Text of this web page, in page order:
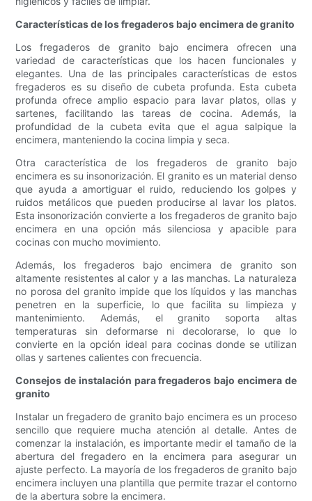
Características de los fregaderos bajo encimera de granito
Los fregaderos de granito bajo encimera ofrecen una
variedad de características que los hacen funcionales y
elegantes. Una de las principales características de estos
fregaderos es su diseño de cubeta profunda. Esta cubeta
profunda ofrece amplio espacio para lavar platos, ollas y
sartenes, facilitando las tareas de cocina. Además, la
profundidad de la cubeta evita que el agua salpique la
encimera, manteniendo la cocina limpia y seca.
Otra característica de los fregaderos de granito bajo
encimera es su insonorización. El granito es un material denso
que ayuda a amortiguar el ruido, reduciendo los golpes y
ruidos metálicos que pueden producirse al lavar los platos.
Esta insonorización convierte a los fregaderos de granito bajo
encimera en una opción más silenciosa y apacible para
cocinas con mucho movimiento.
Además, los fregaderos bajo encimera de granito son
altamente resistentes al calor y a las manchas. La naturaleza
no porosa del granito impide que los líquidos y las manchas
penetren en la superficie, lo que facilita su limpieza y
mantenimiento. Además, el granito soporta altas
temperaturas sin deformarse ni decolorarse, lo que lo
convierte en la opción ideal para cocinas donde se utilizan
ollas y sartenes calientes con frecuencia.
Consejos de instalación para fregaderos bajo encimera de
granito
Instalar un fregadero de granito bajo encimera es un proceso
sencillo que requiere mucha atención al detalle. Antes de
comenzar la instalación, es importante medir el tamaño de la
abertura del fregadero en la encimera para asegurar un
ajuste perfecto. La mayoría de los fregaderos de granito bajo
encimera incluyen una plantilla que permite trazar el contorno
de la abertura sobre la encimera.